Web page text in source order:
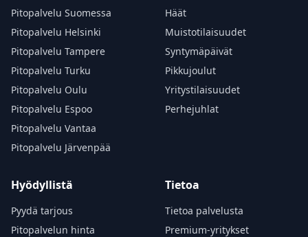
Pitopalvelu Suomessa
Pitopalvelu Helsinki
Pitopalvelu Tampere
Pitopalvelu Turku
Pitopalvelu Oulu
Pitopalvelu Espoo
Pitopalvelu Vantaa
Pitopalvelu Järvenpää
Häät
Muistotilaisuudet
Syntymäpäivät
Pikkujoulut
Yritystilaisuudet
Perhejuhlat
Hyödyllistä
Pyydä tarjous
Pitopalvelun hinta
Tietoa
Tietoa palvelusta
Premium-yritykset